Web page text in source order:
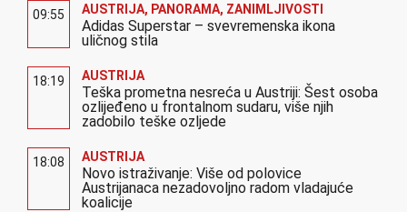
09:55 AUSTRIJA, PANORAMA, ZANIMLJIVOSTI
Adidas Superstar – svevremenska ikona
uličnog stila
18:19 AUSTRIJA
Teška prometna nesreća u Austriji: Šest osoba
ozlijeđeno u frontalnom sudaru, više njih
zadobilo teške ozljede
18:08 AUSTRIJA
Novo istraživanje: Više od polovice
Austrijanaca nezadovoljno radom vladajuće
koalicije